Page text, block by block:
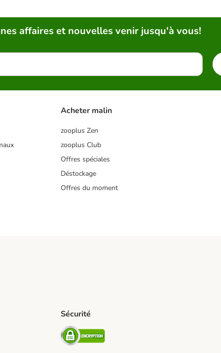
affaires et nouvelles venir jusqu'à vous!
Acheter malin
zooplus Zen
zooplus Club
Offres spéciales
Déstockage
Offres du moment
Shipping Method
Sécurité
Security